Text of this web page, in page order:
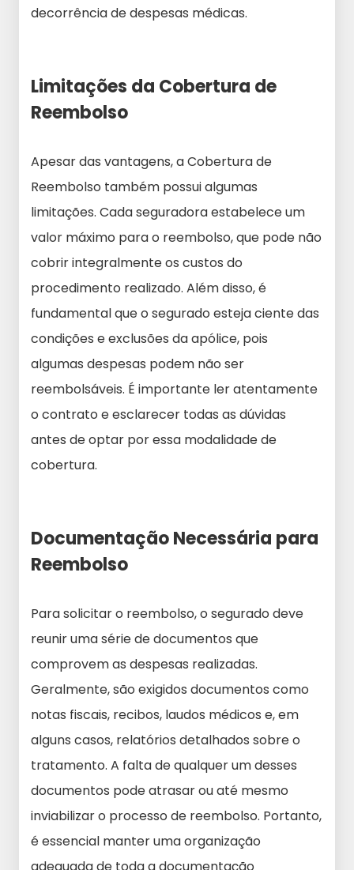
decorrência de despesas médicas.
Limitações da Cobertura de
Reembolso
Apesar das vantagens, a Cobertura de
Reembolso também possui algumas
limitações. Cada seguradora estabelece um
valor máximo para o reembolso, que pode não
cobrir integralmente os custos do
procedimento realizado. Além disso, é
fundamental que o segurado esteja ciente das
condições e exclusões da apólice, pois
algumas despesas podem não ser
reembolsáveis. É importante ler atentamente
o contrato e esclarecer todas as dúvidas
antes de optar por essa modalidade de
cobertura.
Documentação Necessária para
Reembolso
Para solicitar o reembolso, o segurado deve
reunir uma série de documentos que
comprovem as despesas realizadas.
Geralmente, são exigidos documentos como
notas fiscais, recibos, laudos médicos e, em
alguns casos, relatórios detalhados sobre o
tratamento. A falta de qualquer um desses
documentos pode atrasar ou até mesmo
inviabilizar o processo de reembolso. Portanto,
é essencial manter uma organização